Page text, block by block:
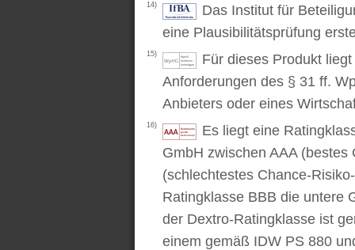
14)
Das Institut für
eine Plausibilitätsprüfung
15)
Für dieses Produkt
Anforderungen des § 31 ff.
Anbieters oder eines
16)
Es liegt eine
GmbH zwischen AAA
(schlechtestes Chance-
Ratingklasse BBB die untere
der Dextro-Ratingklasse ist
einem gemäß IDW PS 880